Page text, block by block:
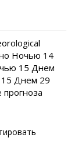
Ночью 14
15 Днем
15 Днем 29